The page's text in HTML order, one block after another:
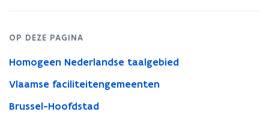
OP DEZE PAGINA
Homogeen Nederlandse taalgebied
Vlaamse faciliteitengemeenten
Brussel-Hoofdstad